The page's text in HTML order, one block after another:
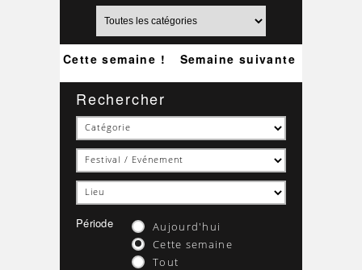
Semaine suivante
Cette semaine !
Rechercher
Période
Aujourd'hui
Cette semaine
Tout